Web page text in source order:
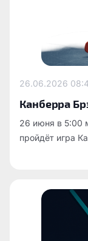
26.06.2026
Канберра
26 июня в 5:00
пройдёт игра